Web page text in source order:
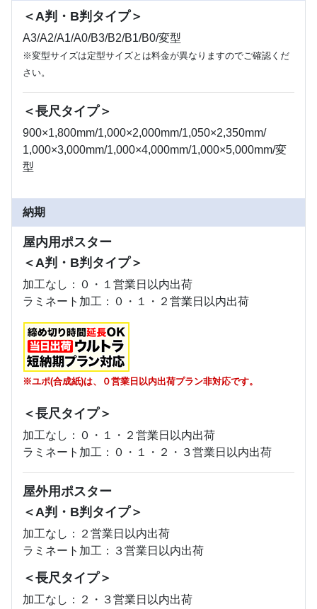
＜A判・B判タイプ＞
A3/A2/A1/A0/B3/B2/B1/B0/変型
※変型サイズは定型サイズとは料金が異なりますのでご確認くだ
さい。
＜長尺タイプ＞
900×1,800mm/1,000×2,000mm/1,050×2,350mm/
1,000×3,000mm/1,000×4,000mm/1,000×5,000mm/変
型
納期
屋内用ポスター
＜A判・B判タイプ＞
加工なし：０・１営業日以内出荷
ラミネート加工：０・１・２営業日以内出荷
※ユポ(合成紙)は、０営業日以内出荷プラン非対応です。
＜長尺タイプ＞
加工なし：０・１・２営業日以内出荷
ラミネート加工：０・１・２・３営業日以内出荷
屋外用ポスター
＜A判・B判タイプ＞
加工なし：２営業日以内出荷
ラミネート加工：３営業日以内出荷
＜長尺タイプ＞
加工なし：２・３営業日以内出荷